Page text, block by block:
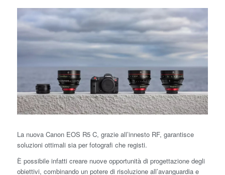
La nuova Canon EOS R5 C, grazie all’innesto RF, garantisce
soluzioni ottimali sia per fotografi che registi.
È possibile infatti creare nuove opportunità di progettazione degli
obiettivi, combinando un potere di risoluzione all’avanguardia e